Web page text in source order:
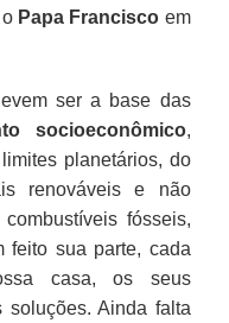
Papa Francisco em
ser a base das
socioeconômico,
planetários, do
renováveis e não
fósseis,
feito sua parte, cada
casa, os seus
soluções. Ainda falta